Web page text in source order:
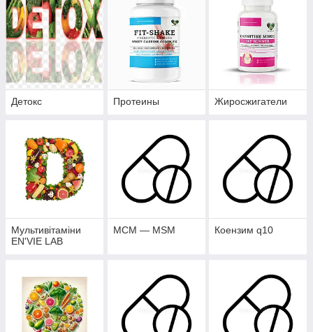
Детокс Протеины Жиросжигатели
Мультивітаміни
EN'VIE LAB
МСМ — MSM Коензим q10